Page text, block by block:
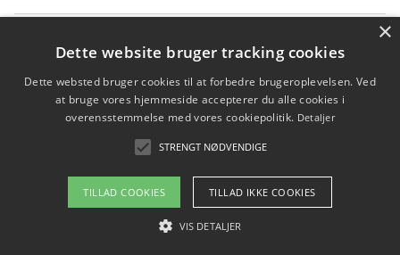
Hvordan spil og underholdning online kan inspirere til
bæredygtige valg
Køb produkter i danske webshops for at spare på
transport og nedbringe CO2-udledning
Copyright 2026 - Pilanto Aps
Om / kontakt
×
Dette website bruger tracking cookies
Dette websted bruger cookies til at forbedre brugeroplevelsen. Ved
at bruge vores hjemmeside accepterer du alle cookies i
overensstemmelse med vores cookiepolitik. Detaljer
STRENGT NØDVENDIGE
TILLAD COOKIES TILLAD IKKE COOKIES
VIS DETALJER